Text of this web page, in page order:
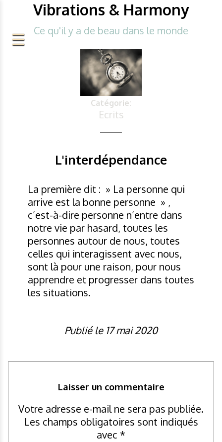
Vibrations & Harmony
Ce qu'il y a de beau dans le monde
Catégorie:
Ecrits
L'interdépendance
La première dit : » La personne qui
arrive est la bonne personne » ,
c’est-à-dire personne n’entre dans
notre vie par hasard, toutes les
personnes autour de nous, toutes
celles qui interagissent avec nous,
sont là pour une raison, pour nous
apprendre et progresser dans toutes
les situations.
Publié le 17 mai 2020
Laisser un commentaire
Votre adresse e-mail ne sera pas publiée.
Les champs obligatoires sont indiqués
avec *